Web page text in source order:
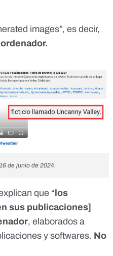
images”, es decir,
de junio de 2024.
que “ los
sus publicaciones]
, elaborados a
y softwares. No